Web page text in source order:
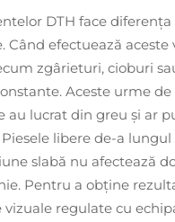
DTH face
efectuează
zgârieturi, cioburi
Aceste urme
lucrat din greu şi ar
libere de-a
slabă nu afectează
Pentru a obţine
regulate cu